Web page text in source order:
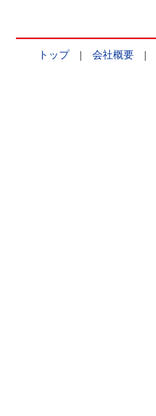
トップ| 会社概要|